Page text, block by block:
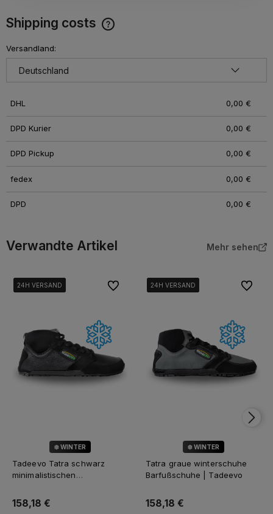
Shipping costs
Versandland:
DHL 0,00 €
DPD Kurier 0,00 €
DPD Pickup 0,00 €
fedex 0,00 €
DPD 0,00 €
Verwandte Artikel Mehr sehen
❄️ WINTER
24H VERSAND
24H VERSAND
24H VERSAND
24H VERSAND
Tadeevo Tatra schwarz
minimalistischen
158,18 €
Zu Favoriten
❄️ WINTER
24H VERSAND
24H VERSAND
24H VERSAND
24H VERSAND
Tatra graue winterschuhe
Barfußschuhe | Tadeevo
158,18 €
Zu